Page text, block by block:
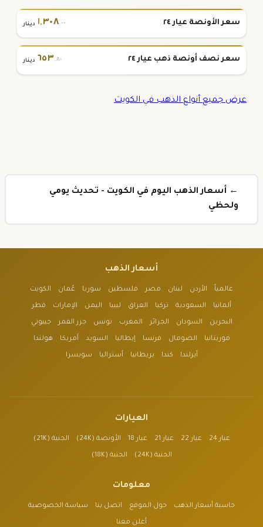
سعر الأونصة عيار ٢٤ ١,٣٠٨.٠٠ دينار
سعر نصف أونصة ذهب عيار ٢٤ ٦٥٣.٨٠ دينار
عرض جميع أنواع الذهب في الكويت
← أسعار الذهب اليوم في الكويت - تحديث يومي
ولحظي
أسعار الذهب
عالمياً الأردن لبنان مصر فلسطين سوريا عُمان الكويت
ألمانيا السعودية تركيا العراق ليبيا اليمن الإمارات قطر
البحرين السودان الجزائر المغرب تونس جزر القمر جيبوتي
موريتانيا الصومال فرنسا إيطاليا السويد أمريكا هولندا
أيرلندا كندا بريطانيا أستراليا سويسرا
العيارات
عيار 24 عيار 22 عيار 21 عيار 18 الأونصة (24K) الجنية (21K)
الجنية (24K) الجنية (18K)
معلومات
حاسبة أسعار الذهب حول الموقع اتصل بنا سياسة الخصوصية
أعلن معنا